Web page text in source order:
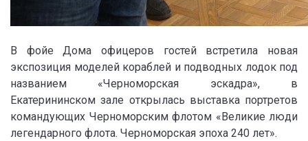
В фойе Дома офицеров гостей встретила новая
экспозиция моделей кораблей и подводных лодок под
названием «Черноморская эскадра», в
Екатерининском зале открылась выставка портретов
командующих Черноморским флотом «Великие люди
легендарного флота. Черноморская эпоха 240 лет».